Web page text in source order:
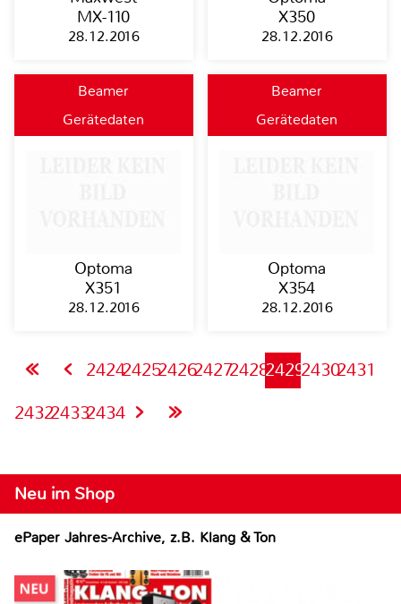
MX-110
28.12.2016
X350
28.12.2016
Beamer
Gerätedaten
Optoma
X351
28.12.2016
Beamer
Gerätedaten
Optoma
X354
28.12.2016
24242425242624272428242924302431
243224332434
Neu im Shop
ePaper Jahres-Archive, z.B. Klang & Ton